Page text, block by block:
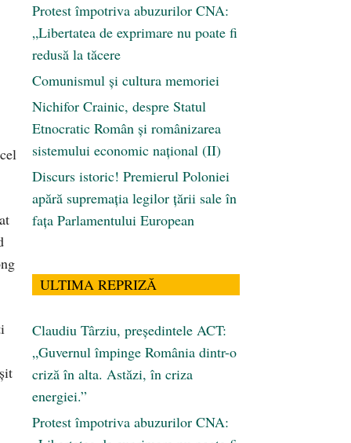
Protest împotriva abuzurilor CNA:
„Libertatea de exprimare nu poate fi
redusă la tăcere
Comunismul şi cultura memoriei
Nichifor Crainic, despre Statul
Etnocratic Român şi românizarea
sistemului economic naţional (II)
Discurs istoric! Premierul Poloniei
apără supremația legilor țării sale în
fața Parlamentului European
ULTIMA REPRIZĂ
Claudiu Târziu, președintele ACT:
„Guvernul împinge România dintr-o
criză în alta. Astăzi, în criza
energiei.”
Protest împotriva abuzurilor CNA: